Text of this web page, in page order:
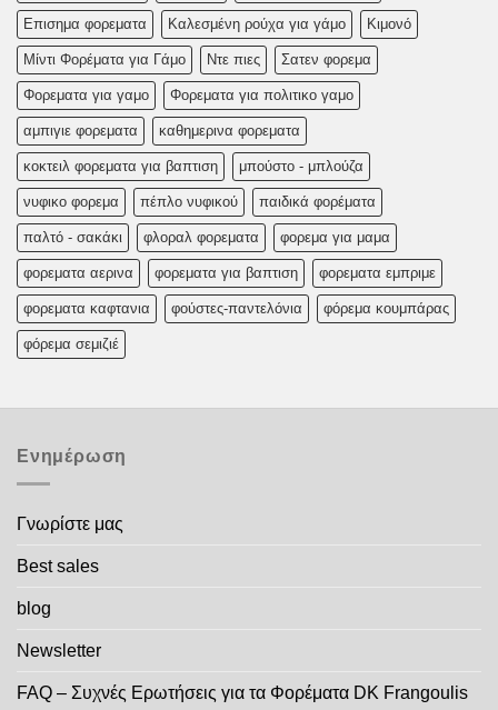
Επισημα φορεματα Καλεσμένη ρούχα για γάμο Κιμονό
Μίντι Φορέματα για Γάμο Ντε πιες Σατεν φορεμα
Φορεματα για γαμο Φορεματα για πολιτικο γαμο
αμπιγιε φορεματα καθημερινα φορεματα
κοκτειλ φορεματα για βαπτιση μπούστο - μπλούζα
νυφικο φορεμα πέπλο νυφικού παιδικά φορέματα
παλτό - σακάκι φλοραλ φορεματα φορεμα για μαμα
φορεματα αερινα φορεματα για βαπτιση φορεματα εμπριμε
φορεματα καφτανια φούστες-παντελόνια φόρεμα κουμπάρας
φόρεμα σεμιζιέ
Ενημέρωση
Γνωρίστε μας
Best sales
blog
Newsletter
FAQ – Συχνές Ερωτήσεις για τα Φορέματα DK Frangoulis